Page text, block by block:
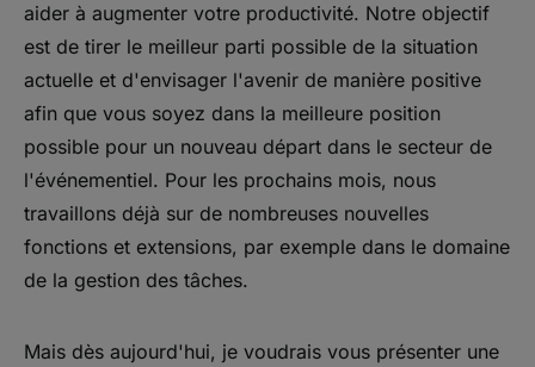
aider à augmenter votre productivité. Notre objectif
est de tirer le meilleur parti possible de la situation
actuelle et d'envisager l'avenir de manière positive
afin que vous soyez dans la meilleure position
possible pour un nouveau départ dans le secteur de
l'événementiel. Pour les prochains mois, nous
travaillons déjà sur de nombreuses nouvelles
fonctions et extensions, par exemple dans le domaine
de la gestion des tâches.
Mais dès aujourd'hui, je voudrais vous présenter une